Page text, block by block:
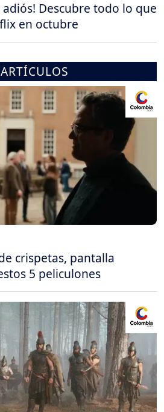
adiós! Descubre todo lo que
en octubre
crispetas, pantalla
5 peliculones